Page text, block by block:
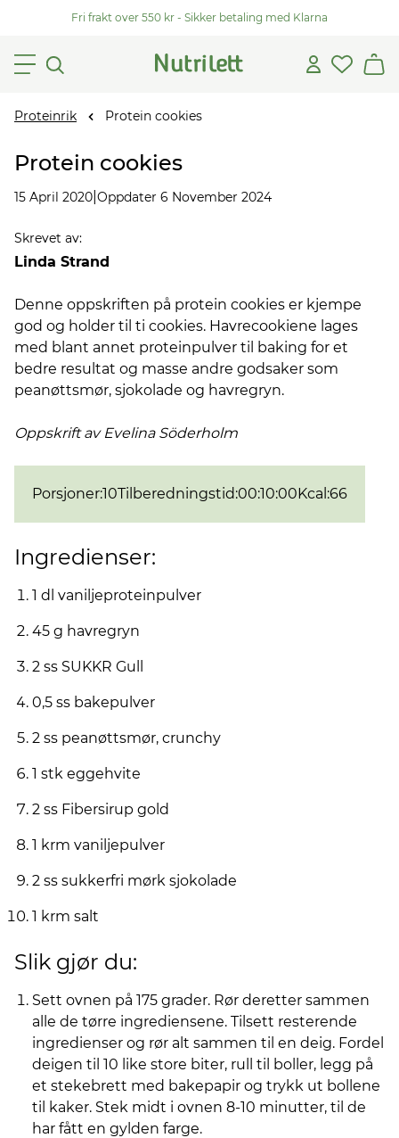
Fri frakt over 550 kr - Sikker betaling med Klarna
Proteinrik Protein cookies
Protein cookies
15 April 2020 Oppdater 6 November 2024
Skrevet av:
Linda Strand
Denne oppskriften på protein cookies er kjempe
god og holder til ti cookies. Havrecookiene lages
med blant annet proteinpulver til baking for et
bedre resultat og masse andre godsaker som
peanøttsmør, sjokolade og havregryn.
Oppskrift av Evelina Söderholm
Porsjoner:10Tilberedningstid:00:10:00Kcal :66
Ingredienser:
1 dl vaniljeproteinpulver
45 g havregryn
2 ss SUKKR Gull
0,5 ss bakepulver
2 ss peanøttsmør, crunchy
1 stk eggehvite
2 ss Fibersirup gold
1 krm vaniljepulver
2 ss sukkerfri mørk sjokolade
1 krm salt
Slik gjør du:
Sett ovnen på 175 grader. Rør deretter sammen
alle de tørre ingrediensene. Tilsett resterende
ingredienser og rør alt sammen til en deig. Fordel
deigen til 10 like store biter, rull til boller, legg på
et stekebrett med bakepapir og trykk ut bollene
til kaker. Stek midt i ovnen 8-10 minutter, til de
har fått en gylden farge.